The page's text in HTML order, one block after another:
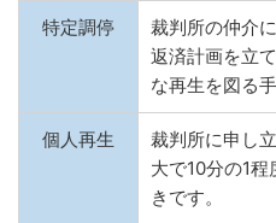
特定調停
裁判所の仲介
返済計画を立
な再生を図る手
個人再生
裁判所に申し
大で10分の1
きです。